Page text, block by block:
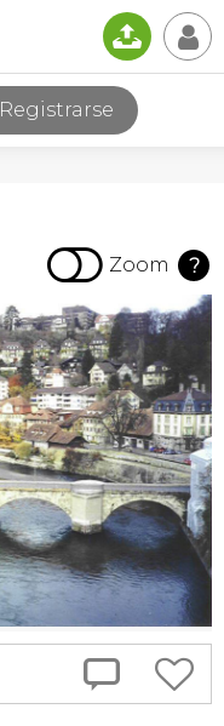
📤 👤
Registrarse
 Zoom ?
